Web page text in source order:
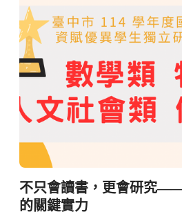
不只會讀書，更會研究
的關鍵實力